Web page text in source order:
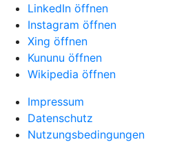
LinkedIn öffnen
Instagram öffnen
Xing öffnen
Kununu öffnen
Wikipedia öffnen
Impressum
Datenschutz
Nutzungsbedingungen